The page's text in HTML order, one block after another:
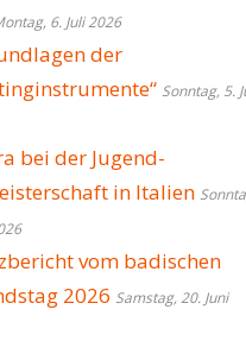
6. Juli 2026
der
Sonntag, 5.
bei der Jugend-
in Italien
vom badischen
2026 Samstag, 20. Juni